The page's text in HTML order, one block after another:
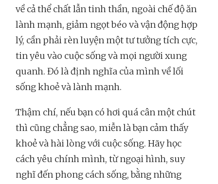
về cả thể chất lẫn tinh thần, ngoài chế độ ăn
lành mạnh, giảm ngọt béo và vận động hợp
lý, cần phải rèn luyện một tư tưởng tích cực,
tin yêu vào cuộc sống và mọi người xung
quanh. Đó là định nghĩa của mình về lối
sống khoẻ và lành mạnh.
Thậm chí, nếu bạn có hơi quá cân một chút
thì cũng chẳng sao, miễn là bạn cảm thấy
khoẻ và hài lòng với cuộc sống. Hãy học
cách yêu chính mình, từ ngoại hình, suy
nghĩ đến phong cách sống, bằng những